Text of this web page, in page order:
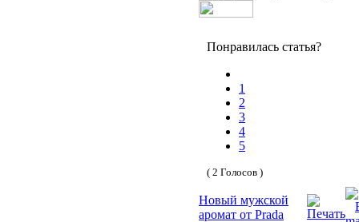
Понравилась статья?
1
2
3
4
5
( 2 Голосов )
Новый мужской
аромат от Prada